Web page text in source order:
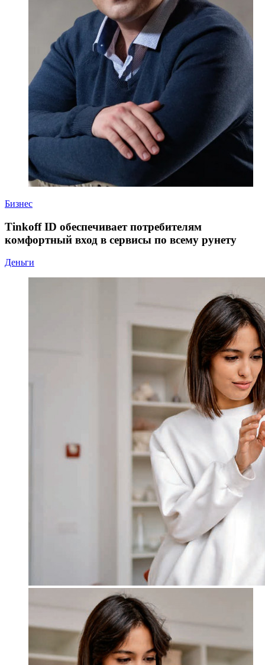
Бизнес
Tinkoff ID обеспечивает потребителям
комфортный вход в сервисы по всему рунету
Деньги